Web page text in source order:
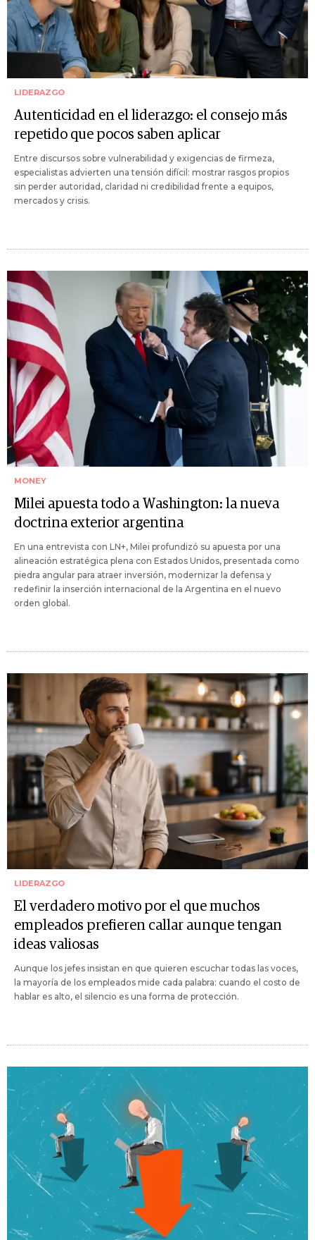
LIDERAZGO
Autenticidad en el liderazgo: el consejo más
repetido que pocos saben aplicar
Entre discursos sobre vulnerabilidad y exigencias de firmeza,
especialistas advierten una tensión difícil: mostrar rasgos propios
sin perder autoridad, claridad ni credibilidad frente a equipos,
mercados y crisis.
MONEY
Milei apuesta todo a Washington: la nueva
doctrina exterior argentina
En una entrevista con LN+, Milei profundizó su apuesta por una
alineación estratégica plena con Estados Unidos, presentada como
piedra angular para atraer inversión, modernizar la defensa y
redefinir la inserción internacional de la Argentina en el nuevo
orden global.
LIDERAZGO
El verdadero motivo por el que muchos
empleados prefieren callar aunque tengan
ideas valiosas
Aunque los jefes insistan en que quieren escuchar todas las voces,
la mayoría de los empleados mide cada palabra: cuando el costo de
hablar es alto, el silencio es una forma de protección.